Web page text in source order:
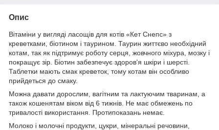
Опис
Вітаміни у вигляді ласощів для котів «Кет Снепс» з
креветками, біотином і таурином. Таурин життєво необхідний
котам, так як підтримує роботу серця, жовчного міхура, мозку і
покращує зір. Біотин забезпечує здоров'я шкіри і шерсті.
Таблетки мають смак креветок, тому котам він особливо
прийдеться до смаку.
Можна давати дорослим, вагітним та лактуючим тваринам, а
також кошенятам віком від 6 тижнів. Не має обмежень по
тривалості використання. Протипоказань немає.
Молоко і молочні продукти, цукри, мінеральні речовини,